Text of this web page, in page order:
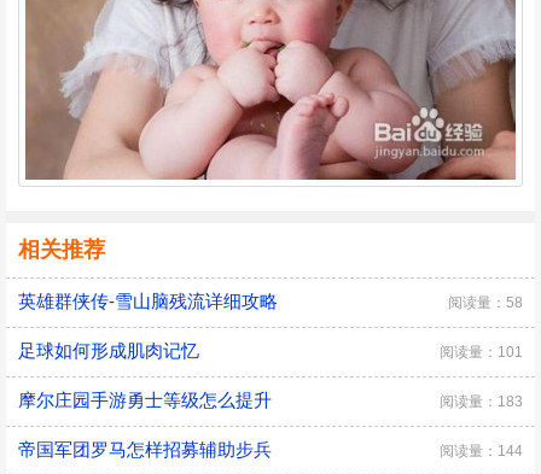
相关推荐
英雄群侠传-雪山脑残流详细攻略 阅读量：58
足球如何形成肌肉记忆 阅读量：101
摩尔庄园手游勇士等级怎么提升 阅读量：183
帝国军团罗马怎样招募辅助步兵 阅读量：144